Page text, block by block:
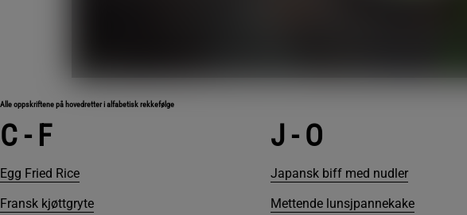
Alle oppskriftene på hovedretter i alfabetisk rekkefølge
C - F
Egg Fried Rice
Fransk kjøttgryte
J - O
Japansk biff med nudler
Mettende lunsjpannekake